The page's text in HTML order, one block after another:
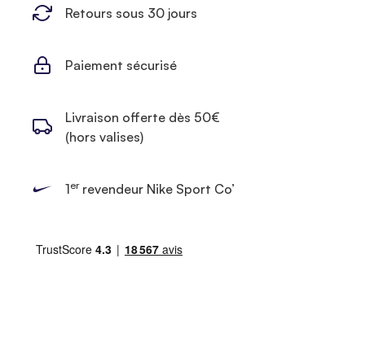
Retours sous 30 jours
Paiement sécurisé
Livraison offerte dès 50€
(hors valises)
1errevendeur Nike Sport Co’